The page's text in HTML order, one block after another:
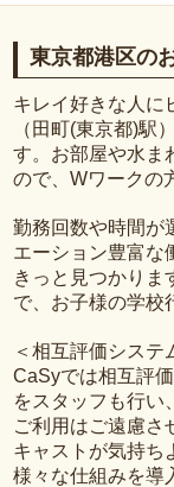
東京都港区の
キレイ好きな人に
（田町(東京都)駅
す。お部屋や水ま
ので、Wワークの
勤務回数や時間が
エーション豊富な
きっと見つかりま
で、お子様の学校
＜相互評価システ
CaSyでは相互評
をスタッフも行い
ご利用はご遠慮さ
キャストが気持ち
様々な仕組みを導